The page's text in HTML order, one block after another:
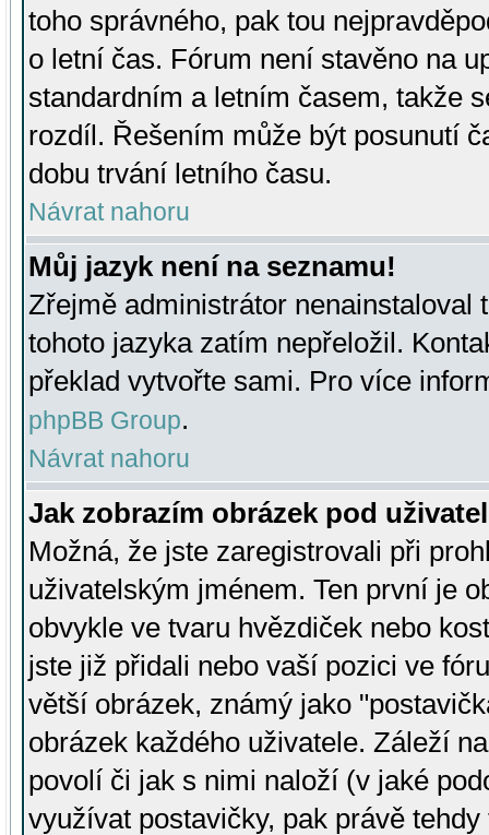
toho správného, pak tou
o letní čas. Fórum není stavěno na
standardním a letním časem, takže
rozdíl. Řešením může být posunutí
dobu trvání letního času.
Návrat nahoru
Můj jazyk není na seznamu!
Zřejmě administrátor nenainstaloval
tohoto jazyka zatím nepřeložil.
překlad vytvořte sami. Pro více
phpBB Group.
Návrat nahoru
Jak zobrazím obrázek pod
Možná, že jste zaregistrovali při
uživatelským jménem. Ten první je
obvykle ve tvaru hvězdiček nebo
jste již přidali nebo vaší pozici ve
větší obrázek, známý jako
obrázek každého uživatele. Záleží
povolí či jak s nimi naloží (v jaké
využívat postavičky, pak právě